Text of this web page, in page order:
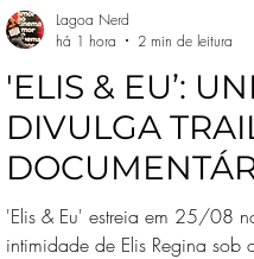
'ELIS & EU’:
DIVULGA
REGINA
'Elis & Eu' estreia em 25/08
intimidade de Elis Regina sob
Lagoa Nerd
há 1 hora
2 min de leitura